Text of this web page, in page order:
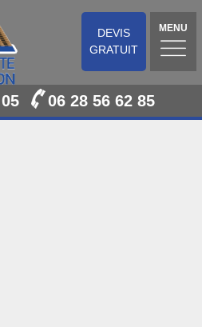
DEVIS
GRATUIT
MENU
06 28 56 62 85